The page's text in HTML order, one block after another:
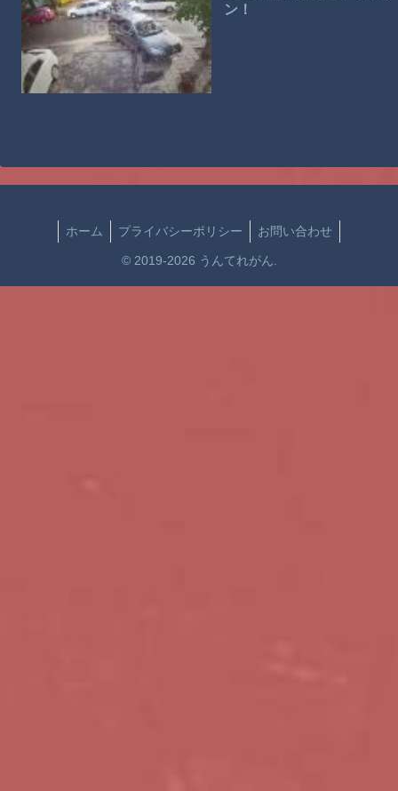
ン！
ホーム プライバシーポリシー お問い合わせ
© 2019-2026 うんてれがん.